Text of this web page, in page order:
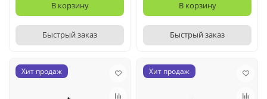
В корзину
Быстрый заказ
В корзину
Быстрый заказ
Хит продаж Хит продаж